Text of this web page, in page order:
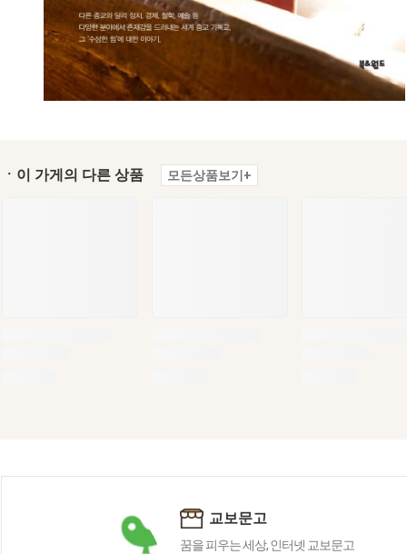
ㆍ이 가게의 다른 상품 모든상품보기+
교보문고
꿈을 피우는 세상, 인터넷 교보문고